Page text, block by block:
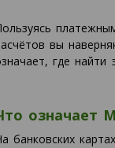
вы
где
означает
банковских